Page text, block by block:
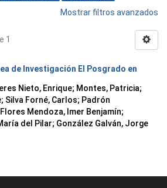
Mostrar filtros avanzados
1
de Investigación El Posgrado en
Nieto, Enrique; Montes, Patricia;
; Silva Forné, Carlos; Padrón
Flores Mendoza, Imer Benjamín;
del Pilar; González Galván, Jorge